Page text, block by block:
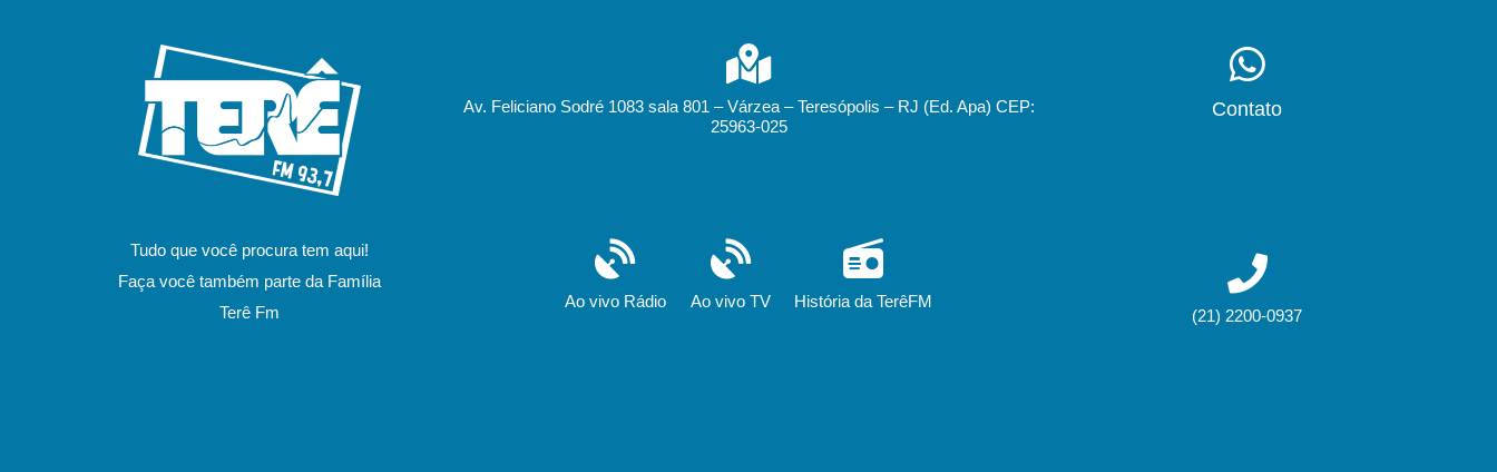
Tudo que você procura tem aqui!
Faça você também parte da Família
Terê Fm
Av. Feliciano Sodré 1083 sala 801 – Várzea – Teresópolis – RJ (Ed. Apa) CEP:
25963-025
Ao vivo Rádio Ao vivo TV História da TerêFM
Contato
(21) 2200-0937